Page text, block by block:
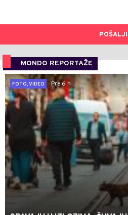
POŠALJI
MONDO REPORTAŽE
FOTO, VIDEO
Pre 6 h